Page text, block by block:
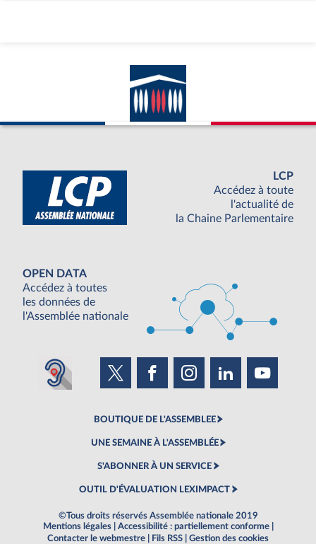
LCP
Accédez à toute
l'actualité de
la Chaine Parlementaire
OPEN DATA
Accédez à toutes
les données de
l'Assemblée nationale
BOUTIQUE DE L'ASSEMBLEE
UNE SEMAINE À L'ASSEMBLÉE
S'ABONNER À UN SERVICE
OUTIL D'ÉVALUATION LEXIMPACT
©Tous droits réservés Assemblée nationale 2019
Mentions légales
Accessibilité : partiellement conforme
Contacter le webmestre
Fils RSS Gestion des cookies